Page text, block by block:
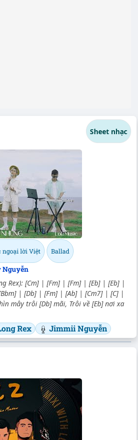
Sheet nhạc
ngoại lời Việt Ballad
Nguyễn
Rex): [Cm] | [Fm] | [Fm] | [Eb] | [Eb] |
| [Db] | [Fm] | [Ab] | [Cm7] | [C] |
mây trôi [Db] mãi, Trôi về [Eb] nơi xa
Rex Jimmii Nguyễn